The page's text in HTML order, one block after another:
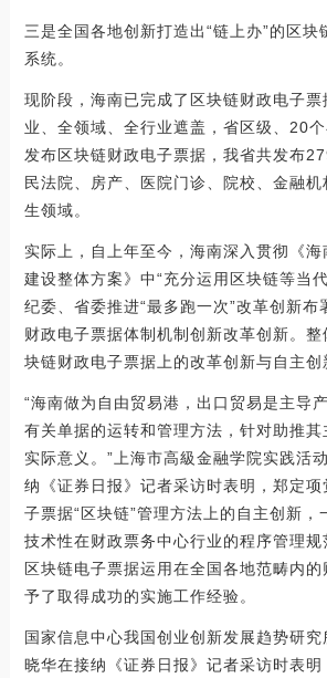
三是全国各地创新打造出“链上办”的区块
系统。
现阶段，海南已完成了区块链财政电子票
业、全领域、全行业遮盖，省区级、20
发布区块链财政电子票据，我省共发布
民法院、房产、医院门诊、院校、金融
生领域。
实际上，自上年至今，海南深入贯彻《
建设整体方案》中“充分运用区块链等当
纪委、省委推进“最多跑一次”改革创新布
财政电子票据体制机制创新改革创新。
块链财政电子票据上的改革创新与自主创
“海南做为自由贸易港，出口贸易是主导
有关单据的运转和管理方法，针对助推
实际意义。”上海市高級金融学院实践活
纳《证券日报》记者采访时表明，郑定
子票据“区块链”管理方法上的自主创新，
技术性在财政票务中心行业的程序管理规
区块链电子票据运用在全国各地范畴内
予了取得成功的实施工作经验。
国家信息中心我国创业创新发展趋势研
晓华在接纳《证券日报》记者采访时表明